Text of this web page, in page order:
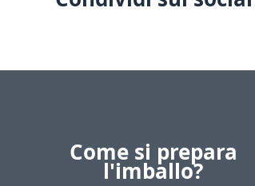
Come si prepara
l'imballo?